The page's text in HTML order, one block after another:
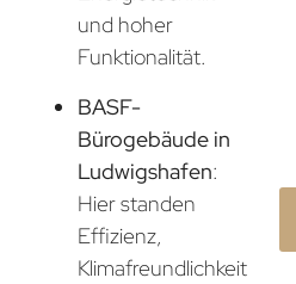
und hoher
Funktionalität.
BASF-
Bürogebäude in
Ludwigshafen:
Hier standen
Effizienz,
Klimafreundlichkeit